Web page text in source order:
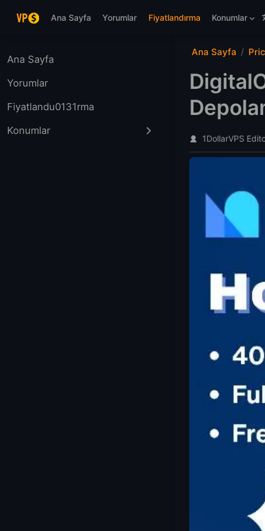
Ana Sayfa
Yorumlar Fiyatlandırma Konumlar
Ana Sayfa
Yorumlar
Fiyatlandu0131rma
Konumlar
Ana Sayfa
1DollarVPS